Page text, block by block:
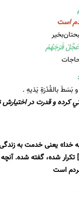
است
فَرَجَهُمْ
بَسَطَ بالقُدْرَةِ يَدَيهِ .
كرده و قدرت در
خدا» یعنی خدمت به
شده، گفته شده.
است